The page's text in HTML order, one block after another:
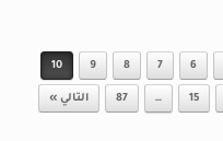
6
7
8
9
10
15
…
87 التالي »